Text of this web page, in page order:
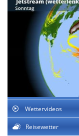
Wettervideos
Reisewetter